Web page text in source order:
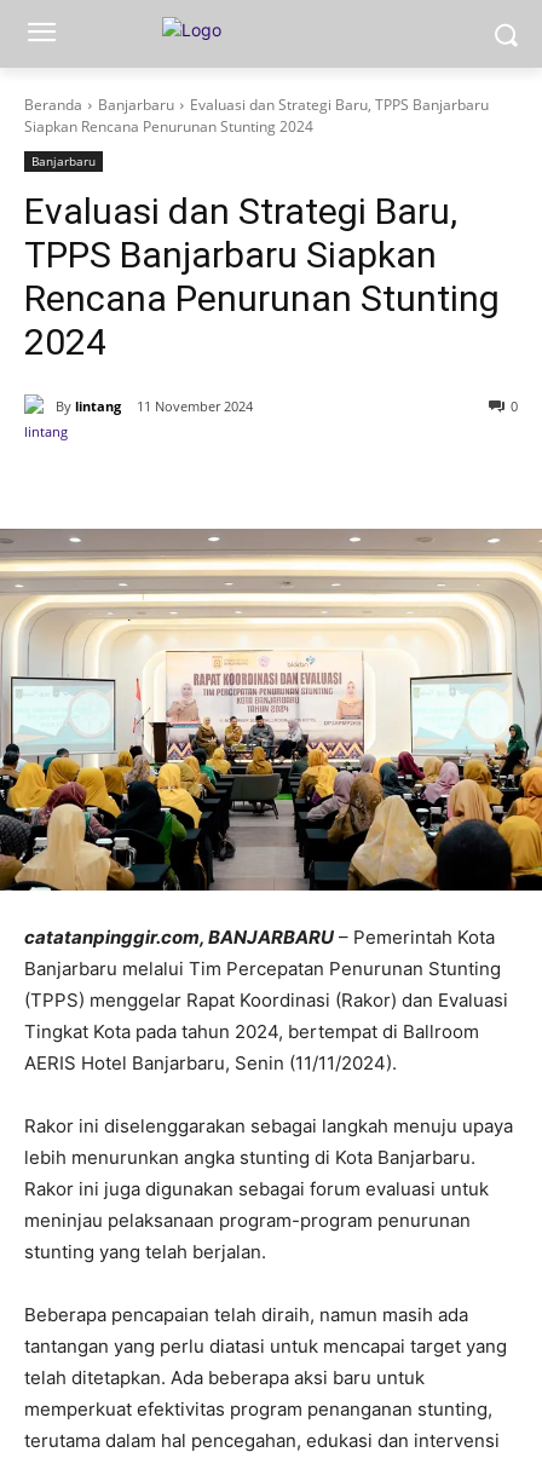
Beranda Banjarbaru
Evaluasi dan Strategi Baru, TPPS Banjarbaru
Siapkan Rencana Penurunan Stunting 2024
Banjarbaru
Evaluasi dan Strategi Baru,
TPPS Banjarbaru Siapkan
Rencana Penurunan Stunting
2024
By lintang 11 November 2024 0
catatanpinggir.com, BANJARBARU – Pemerintah Kota
Banjarbaru melalui Tim Percepatan Penurunan Stunting
(TPPS) menggelar Rapat Koordinasi (Rakor) dan Evaluasi
Tingkat Kota pada tahun 2024, bertempat di Ballroom
AERIS Hotel Banjarbaru, Senin (11/11/2024).
Rakor ini diselenggarakan sebagai langkah menuju upaya
lebih menurunkan angka stunting di Kota Banjarbaru.
Rakor ini juga digunakan sebagai forum evaluasi untuk
meninjau pelaksanaan program-program penurunan
stunting yang telah berjalan.
Beberapa pencapaian telah diraih, namun masih ada
tantangan yang perlu diatasi untuk mencapai target yang
telah ditetapkan. Ada beberapa aksi baru untuk
memperkuat efektivitas program penanganan stunting,
terutama dalam hal pencegahan, edukasi dan intervensi